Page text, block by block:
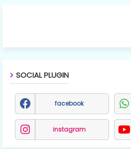
SOCIAL PLUGIN
facebook
instagram